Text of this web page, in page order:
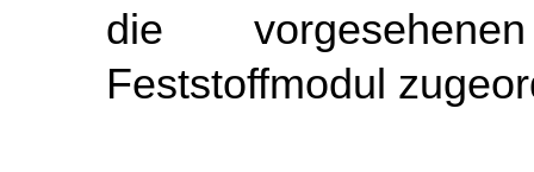
die
Feststoffmodul